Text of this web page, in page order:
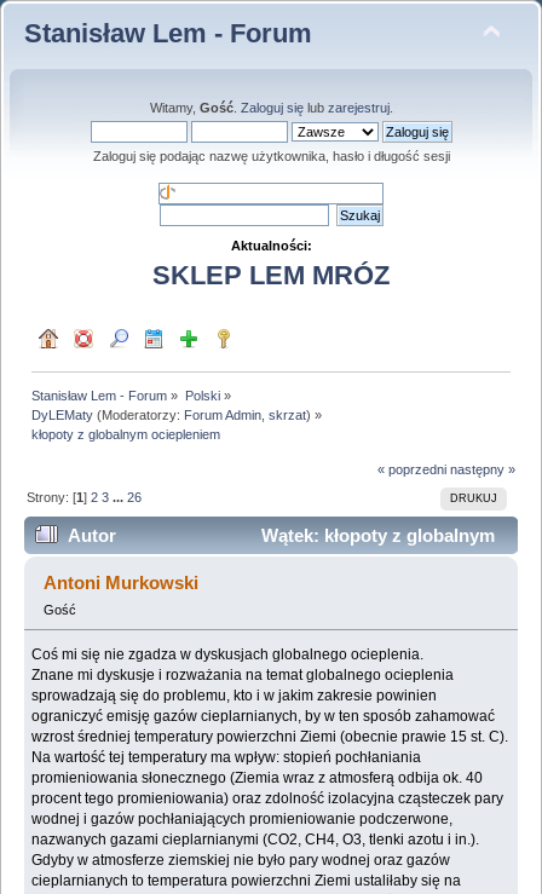
Stanisław Lem - Forum
Witamy, Gość. Zaloguj sięlub zarejestruj.
Zaloguj się podając nazwę użytkownika, hasło i długość sesji
Aktualności:
SKLEP LEM MRÓZ
Stanisław Lem - Forum » Polski»
DyLEMaty (Moderatorzy: Forum Admin ,skrzat) »
kłopoty z globalnym ociepleniem
« poprzedni następny »
DRUKUJ
Strony: [1]2 3 ...26
Autor
Wątek: kłopoty z globalnym
ociepleniem (Przeczytany 618515 razy)
Antoni Murkowski
Gość
Coś mi się nie zgadza w dyskusjach globalnego ocieplenia.
Znane mi dyskusje i rozważania na temat globalnego ocieplenia
sprowadzają się do problemu, kto i w jakim zakresie powinien
ograniczyć emisję gazów cieplarnianych, by w ten sposób zahamować
wzrost średniej temperatury powierzchni Ziemi (obecnie prawie 15 st. C).
Na wartość tej temperatury ma wpływ: stopień pochłaniania
promieniowania słonecznego (Ziemia wraz z atmosferą odbija ok. 40
procent tego promieniowania) oraz zdolność izolacyjna cząsteczek pary
wodnej i gazów pochłaniających promieniowanie podczerwone,
nazwanych gazami cieplarnianymi (CO2, CH4, O3, tlenki azotu i in.).
Gdyby w atmosferze ziemskiej nie było pary wodnej oraz gazów
cieplarnianych to temperatura powierzchni Ziemi ustaliłaby się na